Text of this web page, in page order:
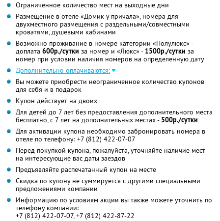
Ограниченное количество мест на выходные дни
Размещение в отеле «Домик у причала», номера для
двухместного размещения с раздельными/совместными
кроватями, душевыми кабинами
Возможно проживание в номере категории «Полулюкс» -
доплата 600р./сутки за номер и «Люкс» - 1500р./сутки за
номер при условии наличия номеров на определенную дату
Дополнительно оплачиваются:
Вы можете приобрести неограниченное количество купонов
для себя и в подарок
Купон действует на двоих
Для детей до 7 лет без предоставления дополнительного места
бесплатно, с 7 лет на дополнительных местах - 500р./сутки
Для активации купона необходимо забронировать номера в
отеле по телефону: +7 (812) 422-07-07
Перед покупкой купона, пожалуйста, уточняйте наличие мест
на интересующие вас даты заездов
Предъявляйте распечатанный купон на месте
Скидка по купону не суммируется с другими специальными
предложениями компании
Информацию по условиям акции вы также можете уточнить по
телефону компании:
+7 (812) 422-07-07, +7 (812) 422-87-22